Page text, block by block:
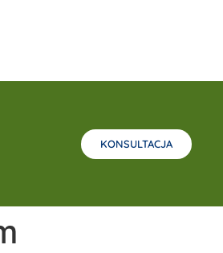
KONSULTACJA